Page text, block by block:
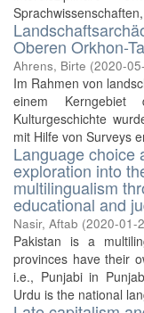
Oberen Orkhon-
Ahrens, Birte (2020-
Im Rahmen von
einem Kerngebiet
Kulturgeschichte
mit Hilfe von Surveys
Language choice
exploration into
multilingualism
educational and
Nasir, Aftab (2020-01-
Pakistan is a
provinces have their
i.e., Punjabi in
Urdu is the national